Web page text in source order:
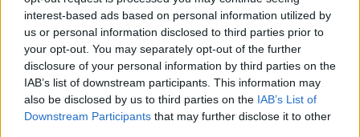
interest-based ads based on personal information utilized by
us or personal information disclosed to third parties prior to
your opt-out. You may separately opt-out of the further
disclosure of your personal information by third parties on the
IAB’s list of downstream participants. This information may
also be disclosed by us to third parties on the IAB’s List of
Downstream Participants that may further disclose it to other
37 madrileños han sido dados de alta en las
últimas 24 horas, para un total de 42.748
pacientes que han superado la enfermedad
desde el inicio de la pandemia.
También, Madrid realiza atención domiciliaria
1.996 personas por coronavirus o sospecha de